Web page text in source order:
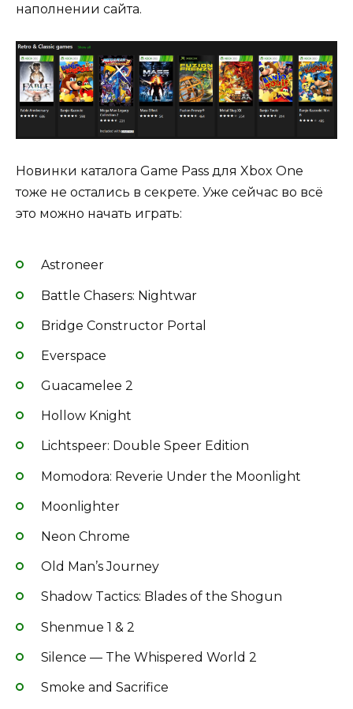
наполнении сайта.
Новинки каталога Game Pass для Xbox One
тоже не остались в секрете. Уже сейчас во всё
это можно начать играть:
Astroneer
Battle Chasers: Nightwar
Bridge Constructor Portal
Everspace
Guacamelee 2
Hollow Knight
Lichtspeer: Double Speer Edition
Momodora: Reverie Under the Moonlight
Moonlighter
Neon Chrome
Old Man’s Journey
Shadow Tactics: Blades of the Shogun
Shenmue 1 & 2
Silence — The Whispered World 2
Smoke and Sacrifice